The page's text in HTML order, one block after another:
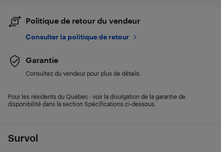
Survol
Politique de retour du vendeur
Consulter la politique de retour
Garantie
Consultez du vendeur pour plus de détails.
Pour les résidents du Québec : voir la divulgation de la garantie de
disponibilité dans la section Spécifications ci-dessous.